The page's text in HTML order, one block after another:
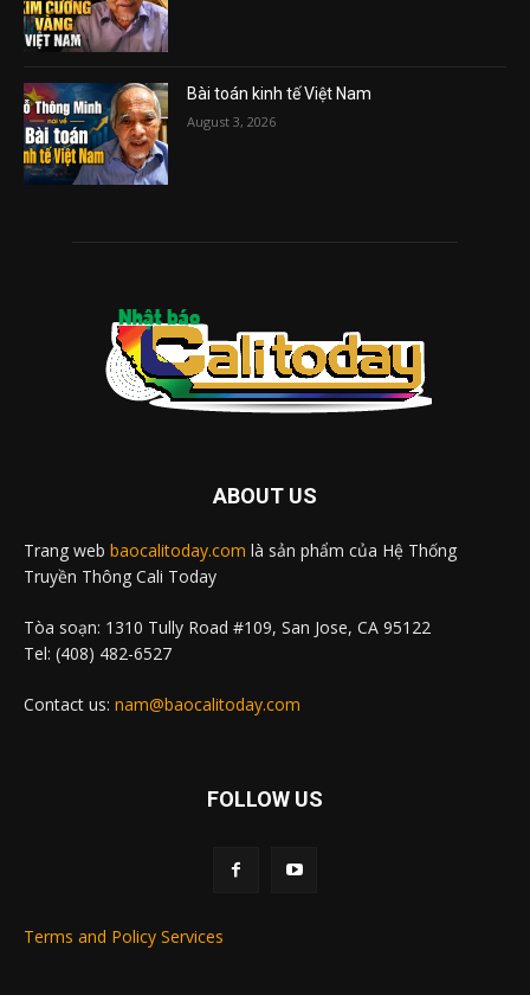
Bài toán kinh tế Việt Nam
August 3, 2026
ABOUT US
Trang web baocalitoday.com là sản phẩm của Hệ Thống
Truyền Thông Cali Today
Tòa soạn: 1310 Tully Road #109, San Jose, CA 95122
Tel: (408) 482-6527
Contact us: nam@baocalitoday.com
FOLLOW US
Terms and Policy Services